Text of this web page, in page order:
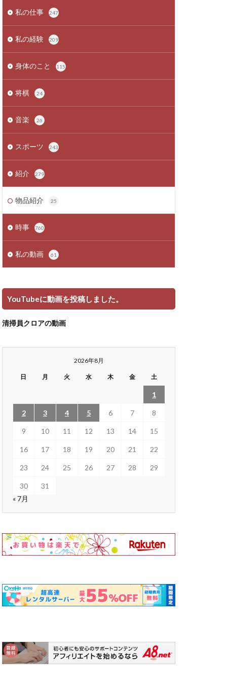
私の仕事 247
私の経験 209
身体のこと 115
将棋 24
音楽 26
スポーツ 243
紹介 279
物品紹介 25
時事 760
私の動画 61
YouTubeに動画を投稿しました。
清掃員クロアの動画
2026年8月
日 月 火 水 木 金 土
1
2 3 4 5 6 7 8
9 10 11 12 13 14 15
16 17 18 19 20 21 22
23 24 25 26 27 28 29
30
31
« 7月